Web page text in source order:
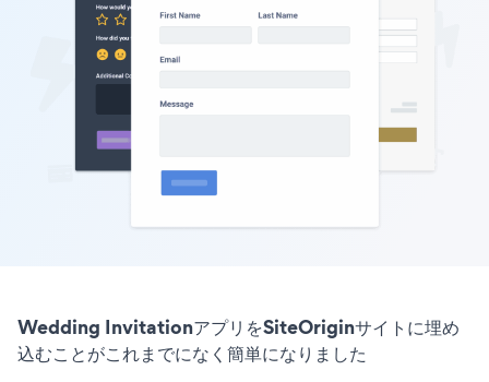
Wedding InvitationアプリをSiteOriginサイトに埋め
込むことがこれまでになく簡単になりました